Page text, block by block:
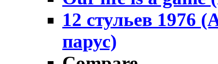
12 стульев 1976
парус)